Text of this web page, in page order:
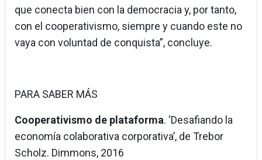
que conecta bien con la democracia y, por tanto,
con el cooperativismo, siempre y cuando este no
vaya con voluntad de conquista”, concluye.
PARA SABER MÁS
Cooperativismo de plataforma. ‘Desafiando la
economía colaborativa corporativa’, de Trebor
Scholz. Dimmons, 2016